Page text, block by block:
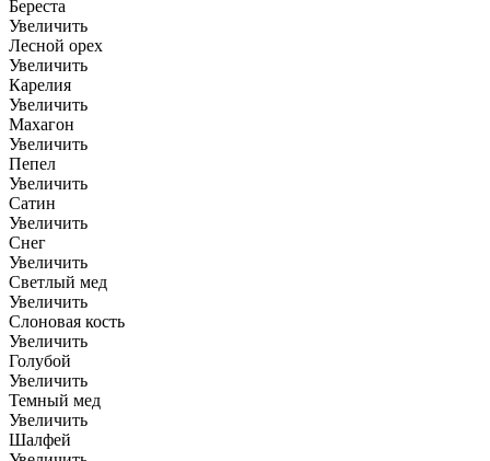
Береста
Увеличить
Лесной орех
Увеличить
Карелия
Увеличить
Махагон
Увеличить
Пепел
Увеличить
Сатин
Увеличить
Снег
Увеличить
Светлый мед
Увеличить
Слоновая кость
Увеличить
Голубой
Увеличить
Темный мед
Увеличить
Шалфей